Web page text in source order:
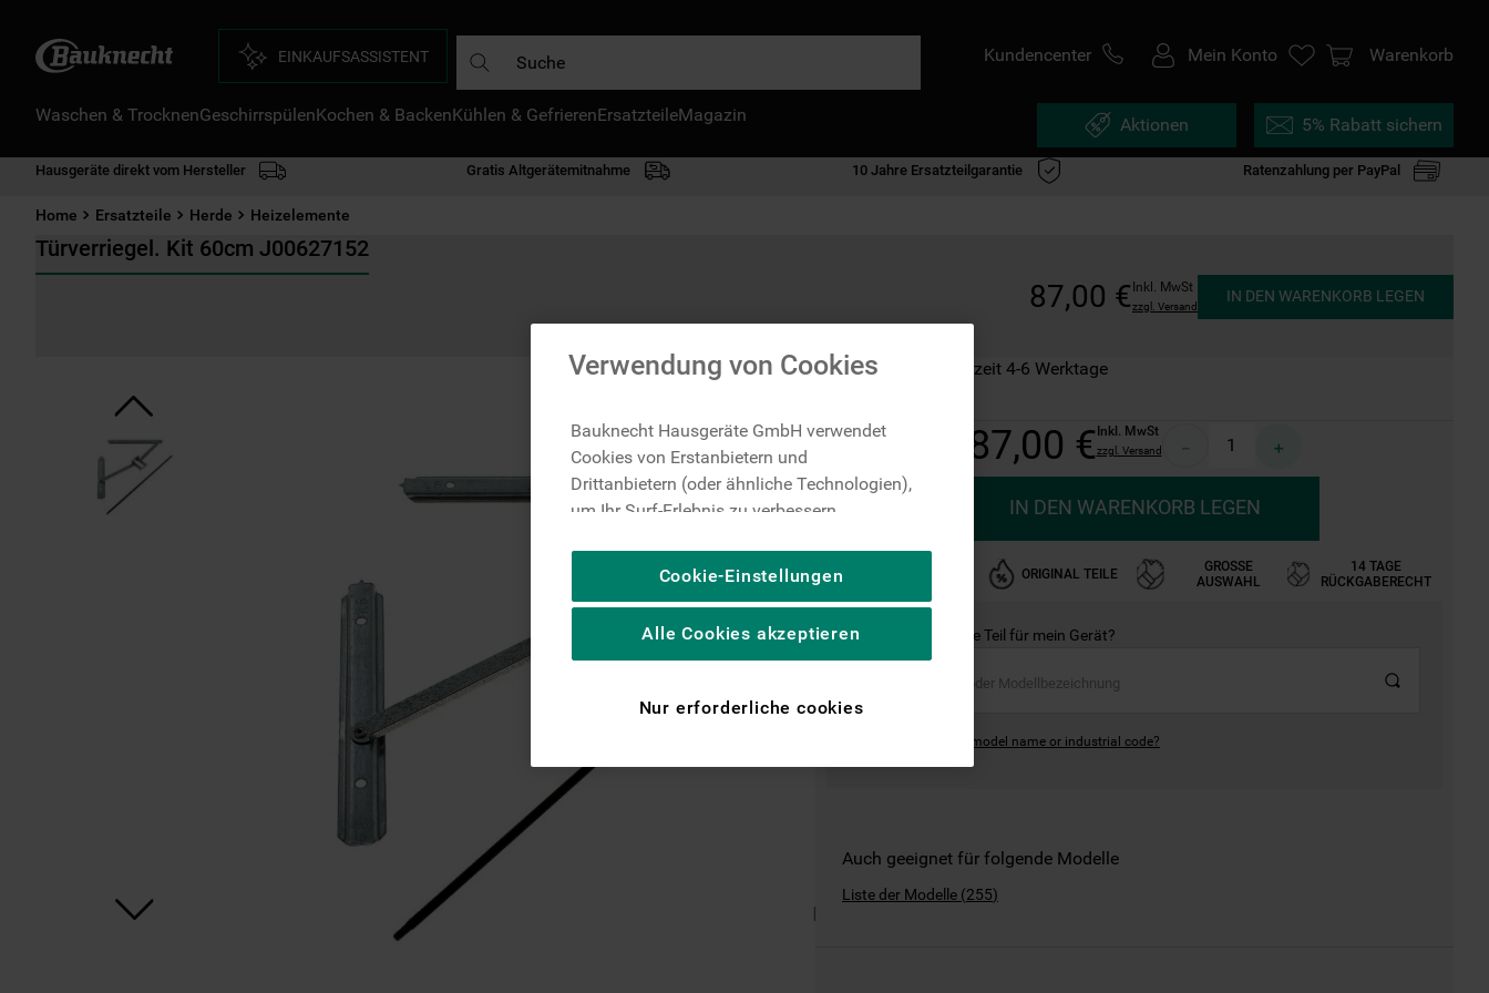
EINKAUFSASSISTENT Kundencenter Mein Konto Warenkorb
Waschen & TrocknenGeschirrspülenKochen & BackenKühlen & GefrierenErsatzteileMagazin Aktionen 5% Rabatt sichern
Hausgeräte direkt vom Hersteller Gratis Altgerätemitnahme 10 Jahre Ersatzteilgarantie Ratenzahlung per PayPal
Home Ersatzteile Herde Heizelemente
Türverriegel. Kit 60cm J00627152
87,00 € Inkl. MwSt
zzgl. Versand
IN DEN WARENKORB LEGEN
Auf Lager: Lieferzeit 4-6 Werktage
87,00 €Inkl. MwSt
zzgl. Versand ＋
IN DEN WARENKORB LEGEN
ORIGINAL TEILE
GROSSE A
USWAHL
14 TAGE
RÜCKGABERECHT
Ist dies das richtige Teil für mein Gerät?
Where can I find the model name or industrial code?
Auch geeignet für folgende Modelle
Liste der Modelle (255)
DIE HÄUFIGSTEN SUCHANFRAGEN
gefrierschrank
10. gefriertruhe
Verwendung von Cookies
Bauknecht Hausgeräte GmbH verwendet
Cookies von Erstanbietern und
Drittanbietern (oder ähnliche Technologien),
um Ihr Surf-Erlebnis zu verbessern
um die redaktionellen Inhalte der Website
basierend auf Ihrer Nutzung der Website zu
personalisieren, die Funktionalität der
spezifische Funktionen anzubieten
Werbung basierend auf Ihren
(einschließlich über Drittanbieter und auf
Plattformen, beispielsweise Google LLC –
Cookie-Einstellungen
Nur erforderliche cookies
Alle Cookies akzeptieren